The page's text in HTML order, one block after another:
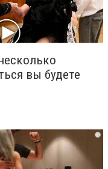
вы будете
i